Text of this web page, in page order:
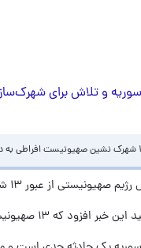
و تلاش برای
به دو منطقه «جبل الشیخ» و «بئر عجم» در جنوب این کشور خبر داد.
سرزمین‌های اشغالی بازگردانده شدند.